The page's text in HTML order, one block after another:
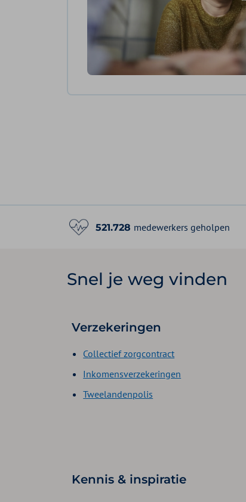
521.728 medewerkers geholpen
Snel je weg vinden
Verzekeringen
Collectief zorgcontract
Inkomensverzekeringen
Tweelandenpolis
Kennis & inspiratie